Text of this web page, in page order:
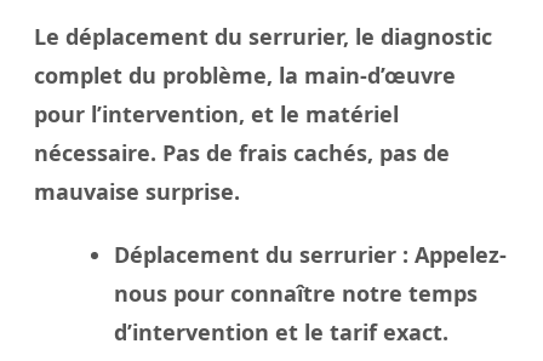
Le déplacement du serrurier, le diagnostic
complet du problème, la main-d’œuvre
pour l’intervention, et le matériel
nécessaire. Pas de frais cachés, pas de
mauvaise surprise.
Déplacement du serrurier : Appelez-
nous pour connaître notre temps
d’intervention et le tarif exact.